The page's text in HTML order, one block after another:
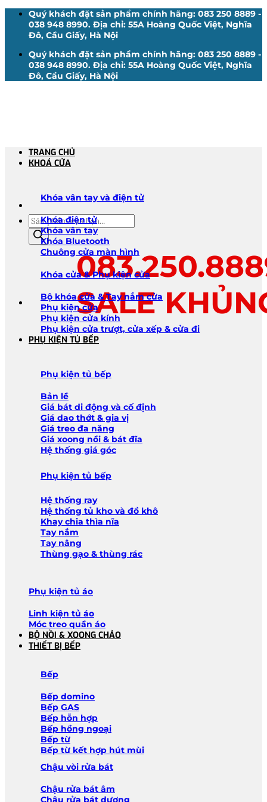
Quý khách đặt sản phẩm chính hãng: 083 250 8889 -
038 948 8990. Địa chỉ: 55A Hoàng Quốc Việt, Nghĩa
Đô, Cầu Giấy, Hà Nội
Quý khách đặt sản phẩm chính hãng: 083 250 8889 -
038 948 8990. Địa chỉ: 55A Hoàng Quốc Việt, Nghĩa
Đô, Cầu Giấy, Hà Nội
Tìm
kiếm
sản
phẩm
SALE
TRANG CHỦ
KHOÁ CỬA
Khóa vân tay và điện tử
Khóa điện tử
Khóa vân tay
Khóa Bluetooth
Chuông cửa màn hình
Khóa cửa & Phụ kiện cửa
Bộ khóa cửa & Tay nắm cửa
Phụ kiện cửa
Phụ kiện cửa kính
Phụ kiện cửa trượt, cửa xếp & cửa đi
PHỤ KIỆN TỦ BẾP
Phụ kiện tủ bếp
Bản lề
Giá bát di động và cố định
Giá dao thớt & gia vị
Giá treo đa năng
Giá xoong nồi & bát đĩa
Hệ thống giá góc
Phụ kiện tủ bếp
Hệ thống ray
Hệ thống tủ kho và đồ khô
Khay chia thìa nĩa
Tay nắm
Tay nâng
Thùng gạo & thùng rác
Phụ kiện tủ áo
Linh kiện tủ áo
Móc treo quần áo
BỘ NỒI & XOONG CHẢO
THIẾT BỊ BẾP
Bếp
Bếp domino
Bếp GAS
Bếp hỗn hợp
Bếp hồng ngoại
Bếp từ
Bếp từ kết hợp hút mùi
Chậu vòi rửa bát
Chậu rửa bát âm
Chậu rửa bát dương